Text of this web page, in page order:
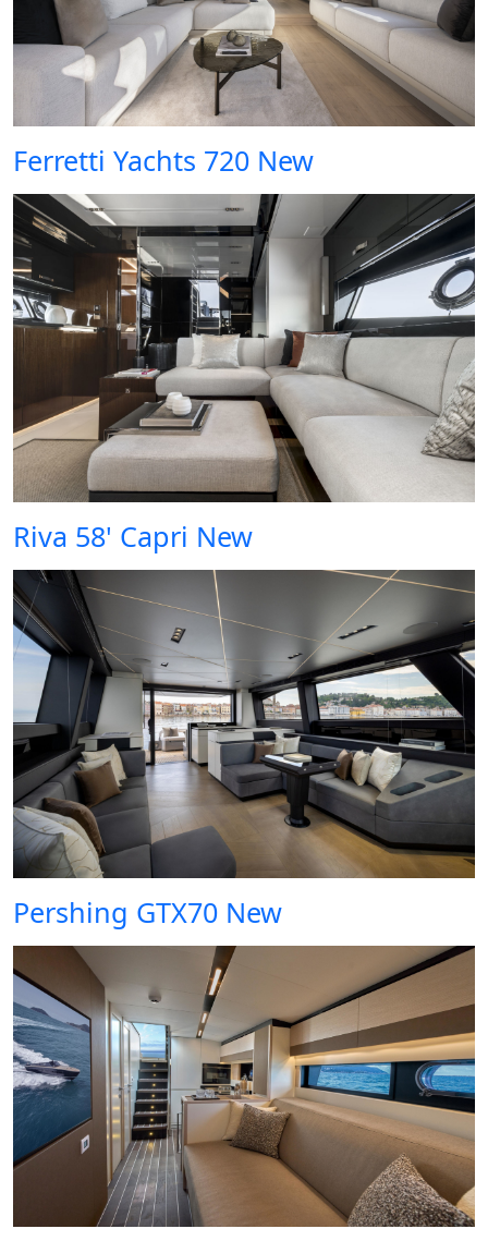
Ferretti Yachts 720 New
Riva 58' Capri New
Pershing GTX70 New